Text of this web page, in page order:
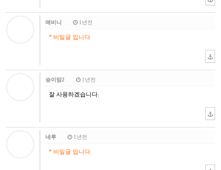
메비니 1년전
* 비밀글 입니다.
승이맘2 1년전
잘 사용하겠습니다.
네루 1년전
* 비밀글 입니다.